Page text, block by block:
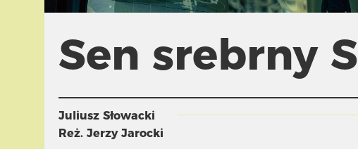
Sen srebrny
Juliusz Słowacki
Reż.Jerzy Jarocki